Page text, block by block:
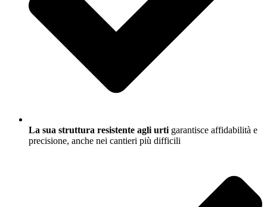
La sua struttura resistente agli urti garantisce affidabilità e
precisione, anche nei cantieri più difficili